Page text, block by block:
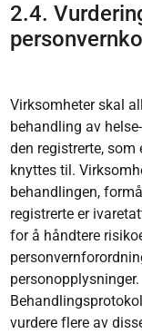
2.4.
Virksomheter skal
behandling av
den registrerte,
knyttes til.
behandlingen,
registrerte er
for å håndtere
personopplysninger.
vurdere flere av